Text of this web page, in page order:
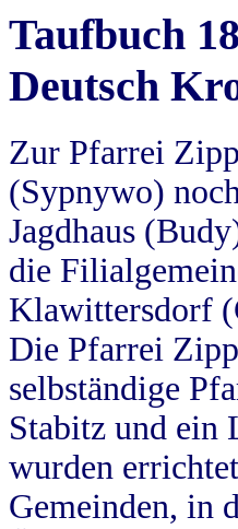
Taufbuch
Deutsch
Zur Pfarrei
(Sypnywo)
Jagdhaus
die
Klawittersdorf
Die Pfarrei
selbständige
Stabitz und ein
wurden
Gemeinden, in